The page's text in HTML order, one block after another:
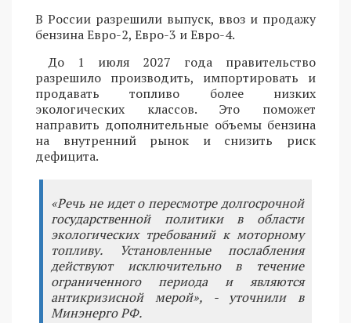
В России разрешили выпуск, ввоз и продажу
бензина Евро-2, Евро-3 и Евро-4.
До 1 июля 2027 года правительство
разрешило производить, импортировать и
продавать топливо более низких
экологических классов. Это поможет
направить дополнительные объемы бензина
на внутренний рынок и снизить риск
дефицита.
«Речь не идет о пересмотре долгосрочной
государственной политики в области
экологических требований к моторному
топливу. Установленные послабления
действуют исключительно в течение
ограниченного периода и являются
антикризисной мерой», - уточнили в
Минэнерго РФ.